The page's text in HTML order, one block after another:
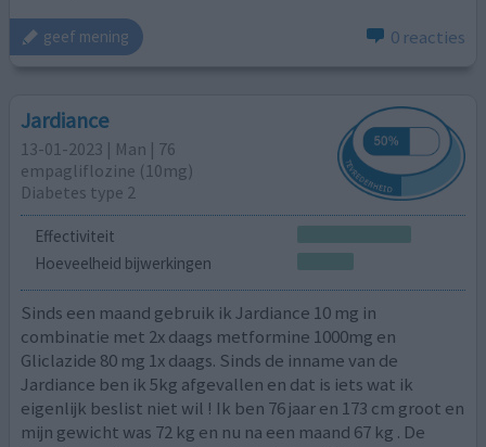
geef mening 0 reacties
Jardiance
13-01-2023 | Man | 76
empagliflozine (10mg)
Diabetes type 2
Effectiviteit
Hoeveelheid bijwerkingen
Sinds een maand gebruik ik Jardiance 10 mg in
combinatie met 2x daags metformine 1000mg en
Gliclazide 80 mg 1x daags. Sinds de inname van de
Jardiance ben ik 5kg afgevallen en dat is iets wat ik
eigenlijk beslist niet wil ! Ik ben 76 jaar en 173 cm groot en
mijn gewicht was 72 kg en nu na een maand 67 kg . De